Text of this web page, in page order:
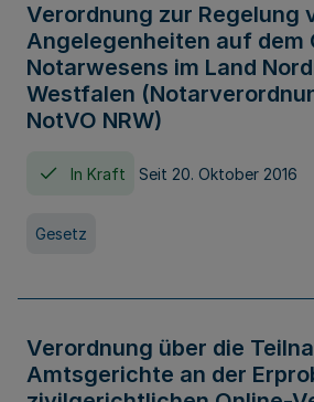
Verordnung zur Regelung
Angelegenheiten auf dem
Notarwesens im Land
Westfalen
NotVO NRW)
In Kraft Seit 20. Oktober 2016
Gesetz
Verordnung über die
Amtsgerichte an der